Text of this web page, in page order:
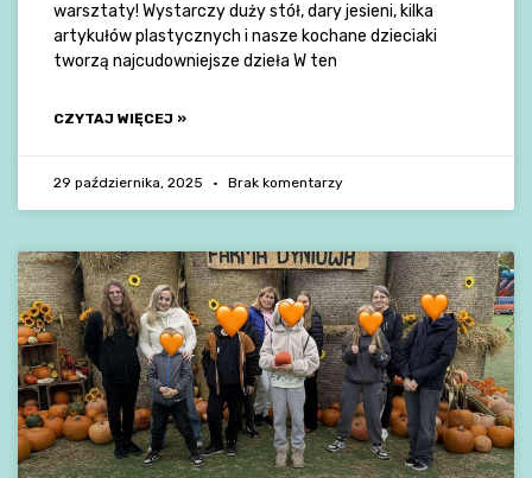
warsztaty! Wystarczy duży stół, dary jesieni, kilka
artykułów plastycznych i nasze kochane dzieciaki
tworzą najcudowniejsze dzieła W ten
CZYTAJ WIĘCEJ »
29 października, 2025 Brak komentarzy